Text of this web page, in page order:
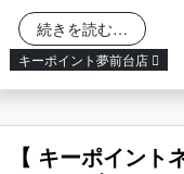
続きを読む… from
キーポイント夢前台店
【 キーポイン